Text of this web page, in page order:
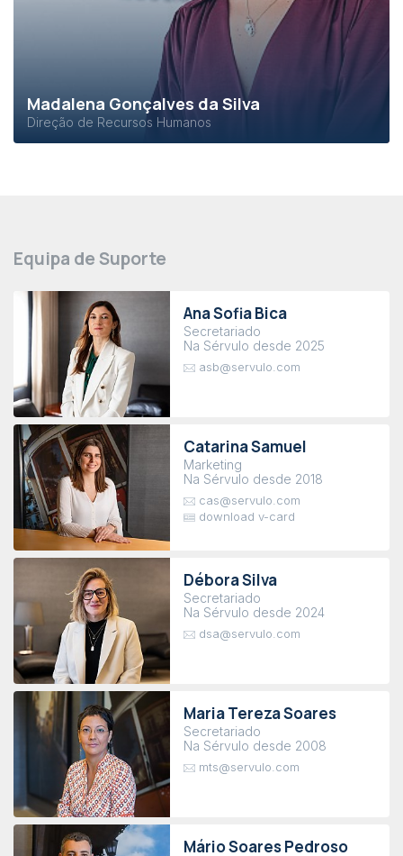
Madalena Gonçalves da Silva
Direção de Recursos Humanos
Equipa de Suporte
Ana Sofia Bica
Secretariado
Na Sérvulo desde 2025
asb@servulo.com
Catarina Samuel
Marketing
Na Sérvulo desde 2018
cas@servulo.com
download v-card
Débora Silva
Secretariado
Na Sérvulo desde 2024
dsa@servulo.com
Maria Tereza Soares
Secretariado
Na Sérvulo desde 2008
mts@servulo.com
Mário Soares Pedroso